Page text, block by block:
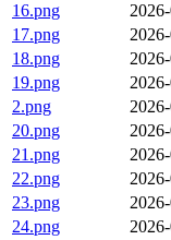
16.png
17.png
18.png
19.png
2.png
20.png
21.png
22.png
23.png
24.png